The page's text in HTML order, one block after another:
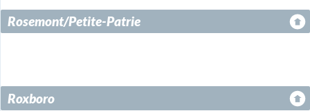
Rosemont/Petite-Patrie
Roxboro